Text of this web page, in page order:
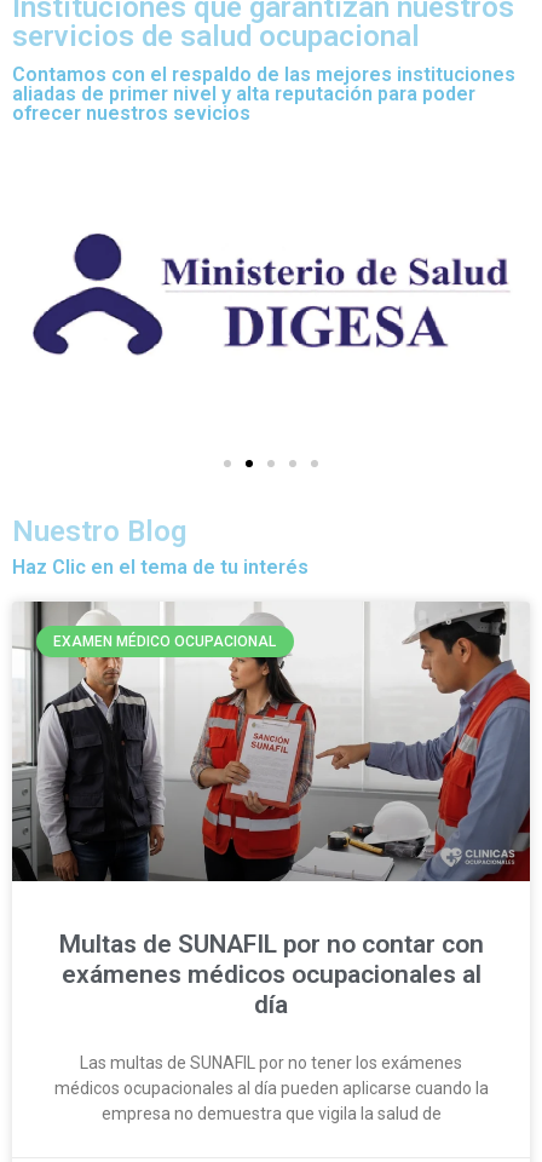
Instituciones que garantizan nuestros
servicios de salud ocupacional
Contamos con el respaldo de las mejores instituciones
aliadas de primer nivel y alta reputación para poder
ofrecer nuestros sevicios
Nuestro Blog
Haz Clic en el tema de tu interés
EXAMEN MÉDICO OCUPACIONAL
Multas de SUNAFIL por no contar con
exámenes médicos ocupacionales al
día
Las multas de SUNAFIL por no tener los exámenes
médicos ocupacionales al día pueden aplicarse cuando la
empresa no demuestra que vigila la salud de